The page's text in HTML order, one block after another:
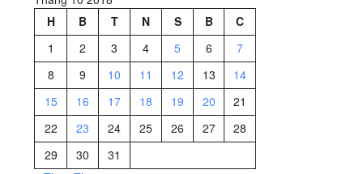
H
B T N S B
C
1
2 3 4 5 6
7
8
9 10 11 12 13
14
15
16 17 18 19 20
21
22
23 24 25 26 27
28
29
30
31